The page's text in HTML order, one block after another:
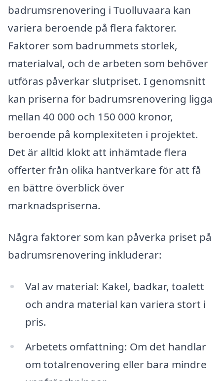
badrumsrenovering i Tuolluvaara kan
variera beroende på flera faktorer.
Faktorer som badrummets storlek,
materialval, och de arbeten som behöver
utföras påverkar slutpriset. I genomsnitt
kan priserna för badrumsrenovering ligga
mellan 40 000 och 150 000 kronor,
beroende på komplexiteten i projektet.
Det är alltid klokt att inhämtade flera
offerter från olika hantverkare för att få
en bättre överblick över
marknadspriserna.
Några faktorer som kan påverka priset på
badrumsrenovering inkluderar:
Val av material: Kakel, badkar, toalett
och andra material kan variera stort i
pris.
Arbetets omfattning: Om det handlar
om totalrenovering eller bara mindre